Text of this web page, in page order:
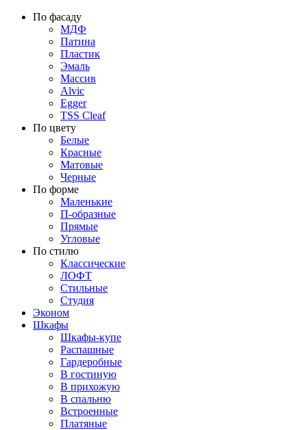
По фасаду
МДФ
Патина
Пластик
Эмаль
Массив
Alvic
Egger
TSS Cleaf
По цвету
Белые
Красные
Матовые
Черные
По форме
Маленькие
П-образные
Прямые
Угловые
По стилю
Классические
ЛОФТ
Стильные
Студия
Эконом
Шкафы
Шкафы-купе
Распашные
Гардеробные
В гостиную
В прихожую
В спальню
Встроенные
Платяные